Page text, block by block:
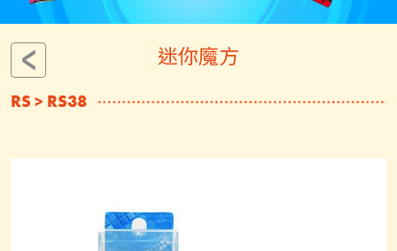
迷你魔方
RS > RS38